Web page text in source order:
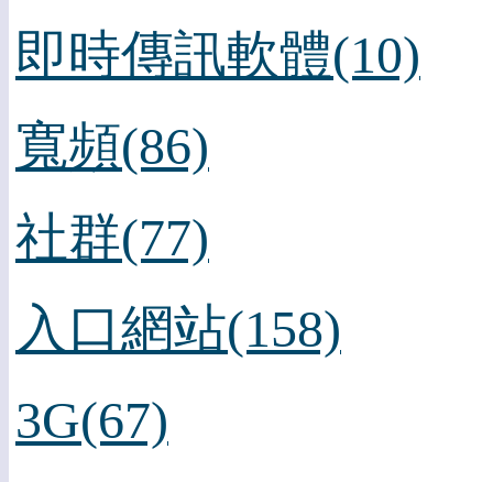
即時傳訊軟體(10)
寬頻(86)
社群(77)
入口網站(158)
3G(67)